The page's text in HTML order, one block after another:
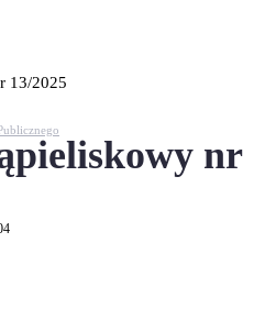
13/2025
nr